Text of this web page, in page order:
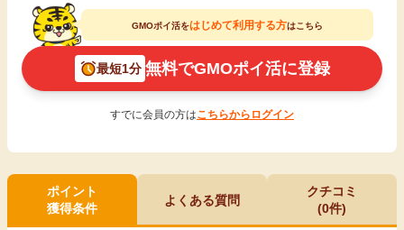
GMOポイ活をはじめて利用する方はこちら
最短1分 無料でGMOポイ活に登録
すでに会員の方はこちらからログイン
ポイント
獲得条件
よくある質問
クチコミ
(0件)